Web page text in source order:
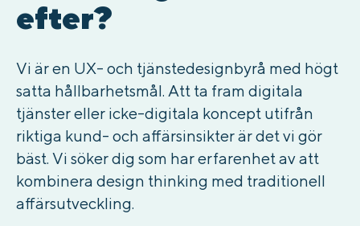
efter?
Vi är en UX- och tjänstedesignbyrå med högt
satta hållbarhetsmål. Att ta fram digitala
tjänster eller icke-digitala koncept utifrån
riktiga kund- och affärsinsikter är det vi gör
bäst. Vi söker dig som har erfarenhet av att
kombinera design thinking med traditionell
affärsutveckling.